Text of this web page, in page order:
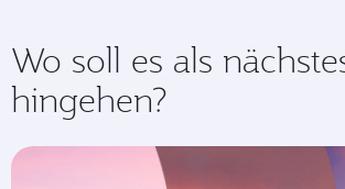
Wo soll es als
hingehen?